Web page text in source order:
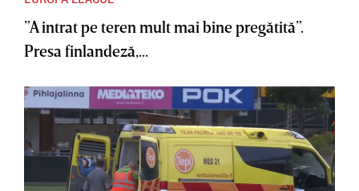
”A intrat pe teren mult mai bine pregătită”.
Presa finlandeză,...